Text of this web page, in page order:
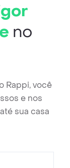
no
Rappi, você
e nos
sua casa